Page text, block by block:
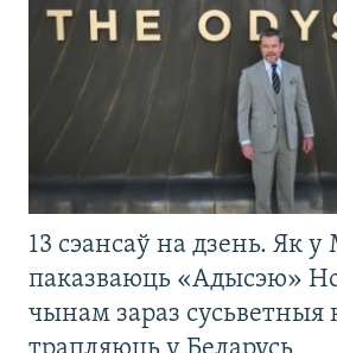
13 сэансаў на дзень. Як
паказваюць «Адысэю»
чынам зараз сусьветныя